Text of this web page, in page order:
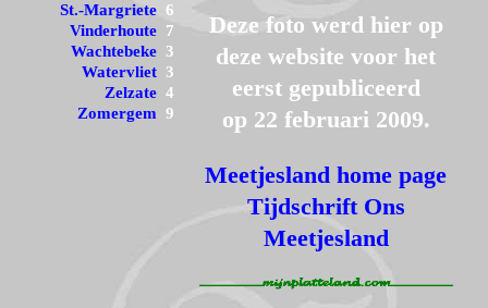
Deze foto werd hier op
deze website voor het
eerst gepubliceerd
op 22 februari 2009.
Meetjesland home page
Tijdschrift Ons
Meetjesland
St.-Margriete 6
Vinderhoute 7
Wachtebeke 3
Watervliet 3
Zelzate 4
Zomergem 9